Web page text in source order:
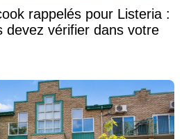
rappelés pour Listeria :
devez vérifier dans votre